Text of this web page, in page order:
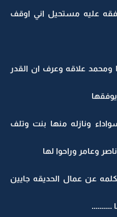
عليه مستحيل اني اوقف
ومحمد علاقه وعرف ان القدر
يوفقها
ونازله منها بنت وتلف
وعامر وراحوا لها
عن عمال الحديقه جايين